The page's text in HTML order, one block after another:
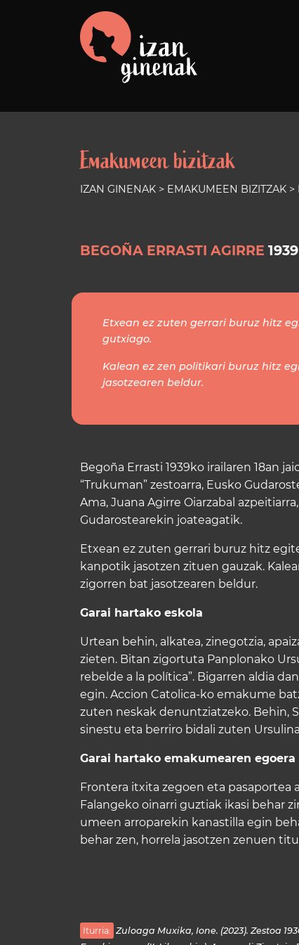
Emakumeen bizitzak
IZAN GINENAK > EMAKUMEEN BIZITZAK >
BEGOÑA ERRASTI AGIRRE 1939
Etxean ez zuten gerrari buruz hitz
gutxiago.
Kalean ez zen politikari buruz hitz
jasotzearen beldur.
Begoña Errasti 1939ko irailaren 18an
“Trukuman” zestoarra, Eusko
Ama, Juana Agirre Oiarzabal
Gudarostearekin joateagatik.
Etxean ez zuten gerrari buruz hitz
kanpotik jasotzen zituen gauzak.
zigorren bat jasotzearen beldur.
Garai hartako eskola
Urtean behin, alkatea, zinegotzia,
zieten. Bitan zigortuta Panplonako
rebelde a la política”. Bigarren aldia
egin. Accion Catolica-ko emakume
zuten neskak denuntziatzeko. Behin,
sinestu eta berriro bidali zuten
Garai hartako emakumearen egoera
Frontera itxita zegoen eta pasaportea
Falangeko oinarri guztiak ikasi behar
umeen arroparekin kanastilla egin
behar zen, horrela jasotzen zenuen
Iturria: Zuloaga Muxika, Ione. (2023). Zestoa